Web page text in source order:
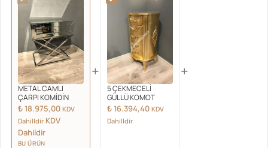
METAL CAMLI
ÇARPI KOMİDİN
₺18.975,00 KDV
Dahilldir KDV
Dahildir
BU ÜRÜN
+
5 ÇEKMECELİ
GÜLLÜ KOMOT
₺16.394,40 KDV
Dahilldir
+